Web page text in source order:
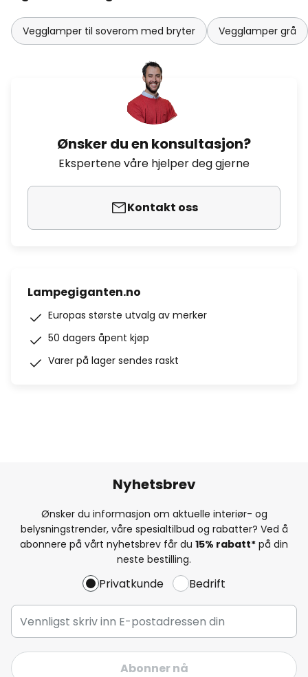
Vegglamper til soverom med bryter Vegglamper grå
Ønsker du en konsultasjon?
Ekspertene våre hjelper deg gjerne
Kontakt oss
Lampegiganten.no
Europas største utvalg av merker
50 dagers åpent kjøp
Varer på lager sendes raskt
Nyhetsbrev
Ønsker du informasjon om aktuelle interiør- og
belysningstrender, våre spesialtilbud og rabatter? Ved å
abonnere på vårt nyhetsbrev får du 15% rabatt* på din
neste bestilling.
Privatkunde Bedrift
Abonner nå